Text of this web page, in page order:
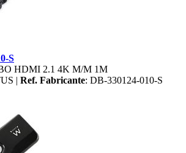
S
HDMI 2.1 4K M/M 1M
| Ref. Fabricante: DB-330124-010-S